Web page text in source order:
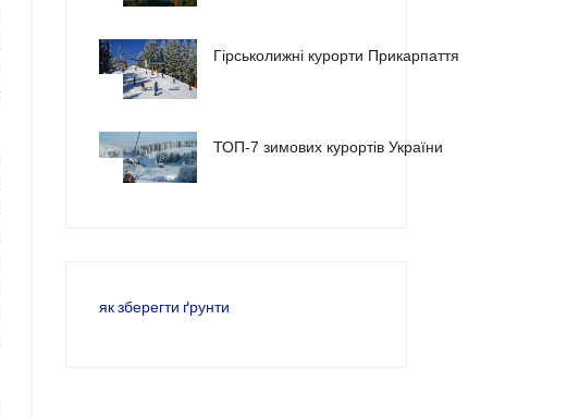
Гірськолижні курорти Прикарпаття
ТОП-7 зимових курортів України
як зберегти ґрунти